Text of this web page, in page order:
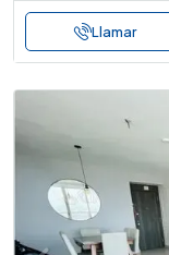
Llamar